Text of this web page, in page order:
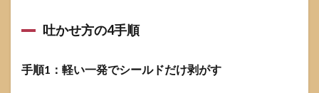
吐かせ方の4手順
手順1：軽い一発でシールドだけ剥がす